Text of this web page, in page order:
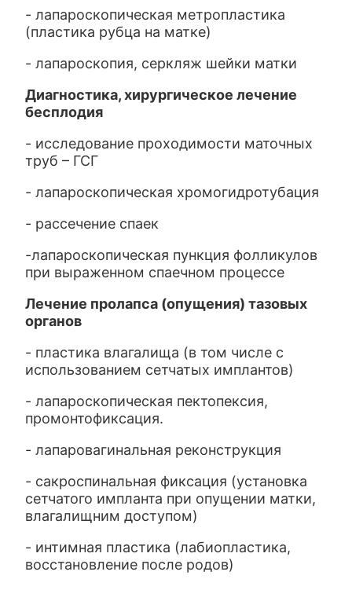
- лапароскопическая метропластика
(пластика рубца на матке)
- лапароскопия, серкляж шейки матки
Диагностика, хирургическое лечение
бесплодия
- исследование проходимости маточных
труб – ГСГ
- лапароскопическая хромогидротубация
- рассечение спаек
-лапароскопическая пункция фолликулов
при выраженном спаечном процессе
Лечение пролапса (опущения) тазовых
органов
- пластика влагалища (в том числе с
использованием сетчатых имплантов)
- лапароскопическая пектопексия,
промонтофиксация.
- лапаровагинальная реконструкция
- сакроспинальная фиксация (установка
сетчатого импланта при опущении матки,
влагалищним доступом)
- интимная пластика (лабиопластика,
восстановление после родов)